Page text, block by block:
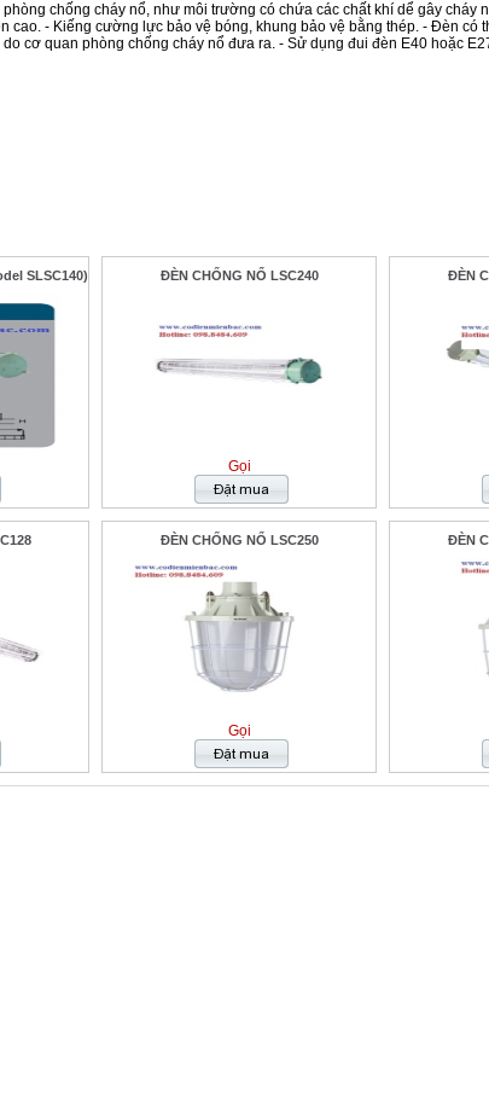
chống cháy nổ, như môi trường có chứa các chất khí dể gây cháy
cao. - Kiếng cường lực bảo vệ bóng, khung bảo vệ bằng thép. - Đèn có
cơ quan phòng chống cháy nổ đưa ra. - Sử dụng đui đèn E40 hoặc
SLSC140) ĐÈN CHỐNG NỔ LSC240
Gọi
ĐÈN
ĐÈN CHỐNG NỔ LSC250
Gọi
ĐÈN